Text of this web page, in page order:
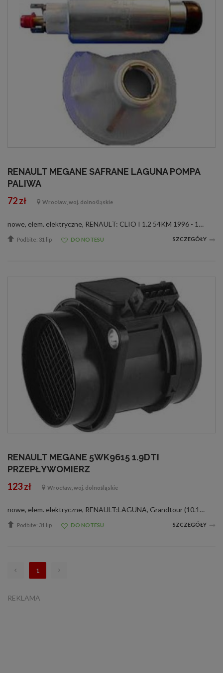
RENAULT MEGANE SAFRANE LAGUNA POMPA
PALIWA
72 zł Wrocław, woj. dolnośląskie
nowe, elem. elektryczne, RENAULT: CLIO I 1.2 54KM 1996 - 1999 CLIO I 1.2 58KM 1996 - 1999 CLIO I 1.4 80KM 1991 - 1999 CLIO I 1.4 79KM 1991 - 1999 LAGUNA 1.8 16V 120KM 1999 - 2001 LAGUNA 1.8 90KM 1995 - 2001 LAGUNA 2.0 113KM 1995 - 2001 LAGUNA 2.0 16V 1...
Podbite: 31 lip DO NOTESU SZCZEGÓŁY
RENAULT MEGANE 5WK9615 1.9DTI
PRZEPŁYWOMIERZ
123 zł Wrocław, woj. dolnośląskie
nowe, elem. elektryczne, RENAULT:LAGUNA, Grandtour (10.1997 - 03.2001) - 1.9dTiSilnik: F9Q 710; F9Q 716MEGANE (03.1997 - 02.2001) - 1.9dTiSilnik: F9Q 730; F9Q 731; F9Q 734; F9Q 736MEGANE I (03.1997 - 02.2001) - 1.9dTiSilnik: F9Q 730; F9Q 731; F9Q 734; ...
Podbite: 31 lip DO NOTESU SZCZEGÓŁY
1
REKLAMA